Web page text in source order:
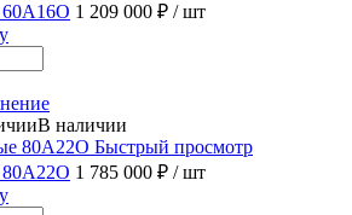
60А16О 1 209 000 ₽ / шт
В наличии
Быстрый просмотр
80А22О 1 785 000 ₽ / шт